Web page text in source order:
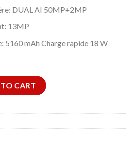
DUAL AI 50MP+2MP
13MP
5160 mAh Charge rapide 18 W
14C 6GO 128GO – NOIR quantity
CART